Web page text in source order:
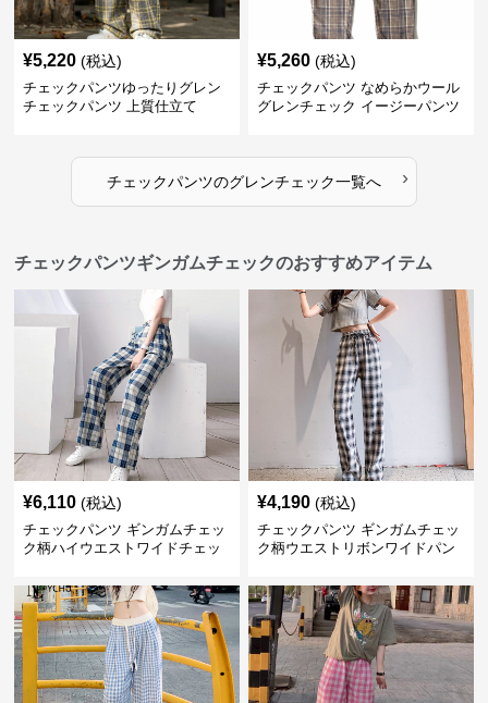
¥5,220 (税込)
チェックパンツゆったりグレン
チェックパンツ 上質仕立て
¥5,260 (税込)
チェックパンツ なめらかウール
グレンチェック イージーパンツ
チェックパンツのグレンチェック一覧へ ›
チェックパンツギンガムチェックのおすすめアイテム
¥6,110 (税込)
チェックパンツ ギンガムチェッ
ク柄ハイウエストワイドチェッ
¥4,190 (税込)
チェックパンツ ギンガムチェッ
ク柄ウエストリボンワイドパン